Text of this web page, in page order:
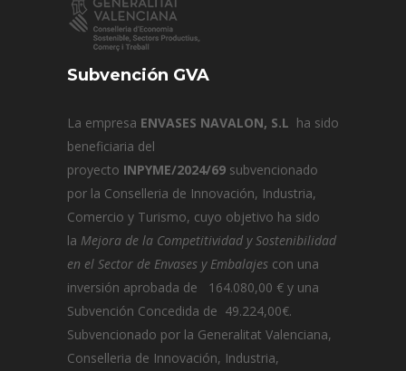
Subvención GVA
La empresa ENVASES NAVALON, S.L ha sido
beneficiaria del
proyecto INPYME/2024/69 subvencionado
por la Conselleria de Innovación, Industria,
Comercio y Turismo, cuyo objetivo ha sido
la Mejora de la Competitividad y Sostenibilidad
en el Sector de Envases y Embalajes con una
inversión aprobada de 164.080,00 € y una
Subvención Concedida de 49.224,00€.
Subvencionado por la Generalitat Valenciana,
Conselleria de Innovación, Industria,